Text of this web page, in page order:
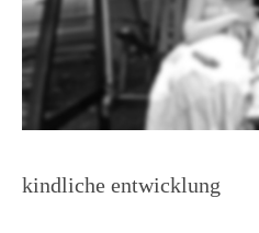
kindliche entwicklung